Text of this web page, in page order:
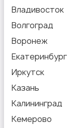
Владивосток
Волгоград
Воронеж
Екатеринбург
Иркутск
Казань
Калининград
Кемерово